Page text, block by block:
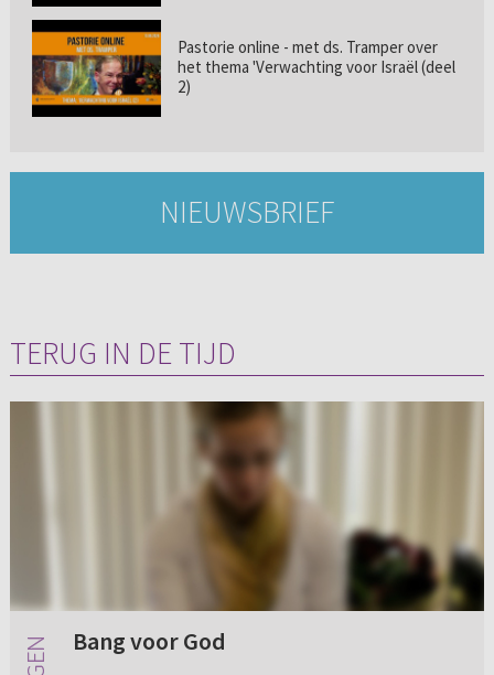
Pastorie online - met ds. Tramper over
het thema 'Verwachting voor Israël (deel
2)
NIEUWSBRIEF
TERUG IN DE TIJD
Bang voor God